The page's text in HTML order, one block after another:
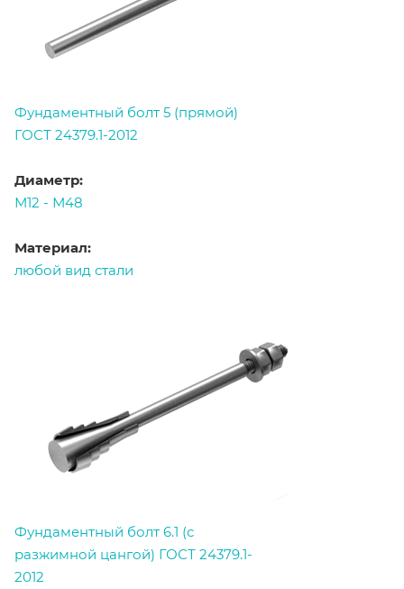
Фундаментный болт 5 (прямой)
ГОСТ 24379.1-2012
Диаметр:
М12 - М48
Материал:
любой вид стали
Фундаментный болт 6.1 (с
разжимной цангой) ГОСТ 24379.1-
2012